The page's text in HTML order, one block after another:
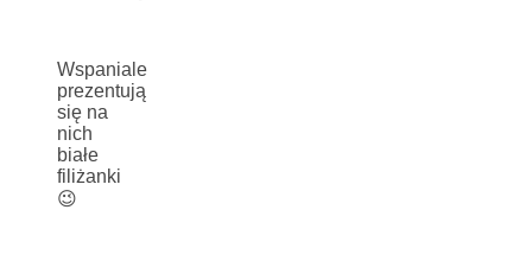
Wspaniale
prezentują
się na
nich
białe
filiżanki
😉